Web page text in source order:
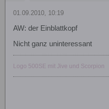
01.09.2010, 10:19
AW: der Einblattkopf
Nicht ganz uninteressant
Logo 500SE mit Jive und Scorpion